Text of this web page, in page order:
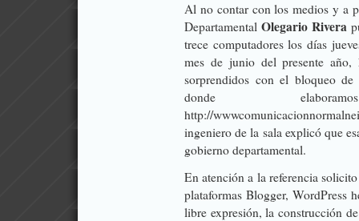
Al no contar con los medios y a
DepartamentalOlegario Rivera
trece computadores los días
mes de junio del presente
sorprendidos con el bloqueo
donde
http://
ingeniero de la sala explicó que
gobierno departamental.
En atención a la referencia
plataformas Blogger, WordPress
libre expresión, la construcción